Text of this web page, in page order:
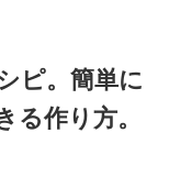
ピ。簡単に
作り方。